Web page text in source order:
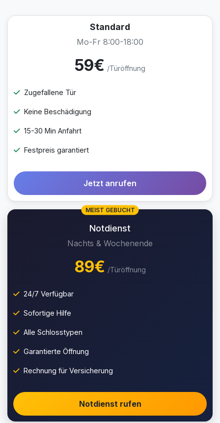
Standard
Mo-Fr 8:00-18:00
59€ /Türöffnung
Zugefallene Tür
Keine Beschädigung
15-30 Min Anfahrt
Festpreis garantiert
Jetzt anrufen
MEIST GEBUCHT
Notdienst
Nachts & Wochenende
89€ /Türöffnung
24/7 Verfügbar
Sofortige Hilfe
Alle Schlosstypen
Garantierte Öffnung
Rechnung für Versicherung
Notdienst rufen